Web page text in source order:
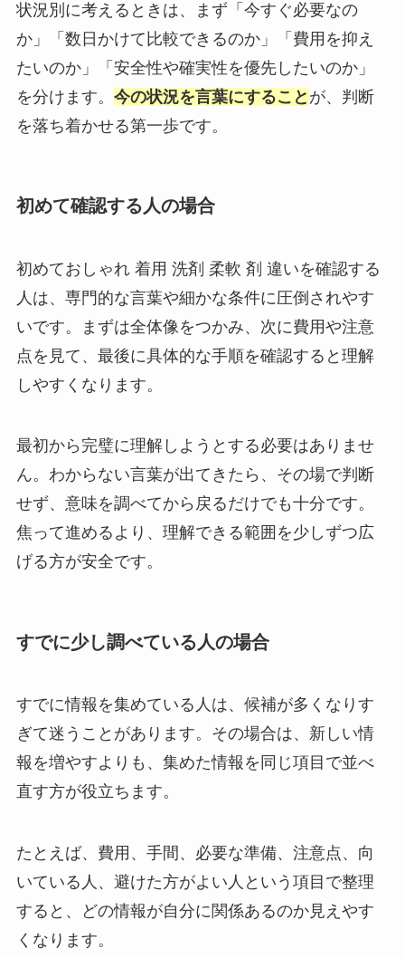
状況別に考えるときは、まず「今すぐ必要なの
か」「数日かけて比較できるのか」「費用を抑え
たいのか」「安全性や確実性を優先したいのか」
を分けます。 今の状況を言葉にすること が、判断
を落ち着かせる第一歩です。
初めて確認する人の場合
初めておしゃれ 着用 洗剤 柔軟 剤 違いを確認する
人は、専門的な言葉や細かな条件に圧倒されやす
いです。まずは全体像をつかみ、次に費用や注意
点を見て、最後に具体的な手順を確認すると理解
しやすくなります。
最初から完璧に理解しようとする必要はありませ
ん。わからない言葉が出てきたら、その場で判断
せず、意味を調べてから戻るだけでも十分です。
焦って進めるより、理解できる範囲を少しずつ広
げる方が安全です。
すでに少し調べている人の場合
すでに情報を集めている人は、候補が多くなりす
ぎて迷うことがあります。その場合は、新しい情
報を増やすよりも、集めた情報を同じ項目で並べ
直す方が役立ちます。
たとえば、費用、手間、必要な準備、注意点、向
いている人、避けた方がよい人という項目で整理
すると、どの情報が自分に関係あるのか見えやす
くなります。